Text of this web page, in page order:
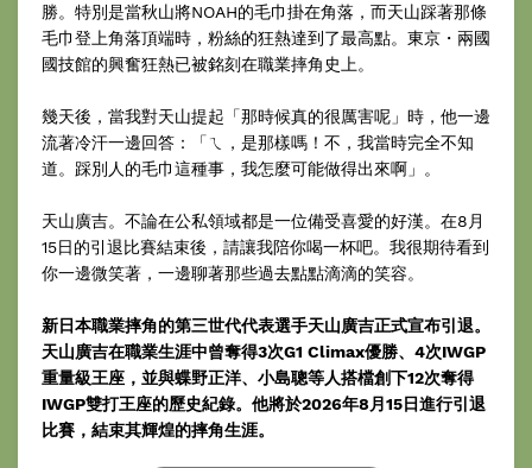
勝。特別是當秋山將NOAH的毛巾掛在角落，而天山踩著那條
毛巾登上角落頂端時，粉絲的狂熱達到了最高點。東京・兩國
國技館的興奮狂熱已被銘刻在職業摔角史上。
幾天後，當我對天山提起「那時候真的很厲害呢」時，他一邊
流著冷汗一邊回答：「ㄟ，是那樣嗎！不，我當時完全不知
道。踩別人的毛巾這種事，我怎麼可能做得出來啊」。
天山廣吉。不論在公私領域都是一位備受喜愛的好漢。在8月
15日的引退比賽結束後，請讓我陪你喝一杯吧。我很期待看到
你一邊微笑著，一邊聊著那些過去點點滴滴的笑容。
新日本職業摔角的第三世代代表選手天山廣吉正式宣布引退。
天山廣吉在職業生涯中曾奪得3次G1 Climax優勝、4次IWGP
重量級王座，並與蝶野正洋、小島聰等人搭檔創下12次奪得
IWGP雙打王座的歷史紀錄。他將於2026年8月15日進行引退
比賽，結束其輝煌的摔角生涯。